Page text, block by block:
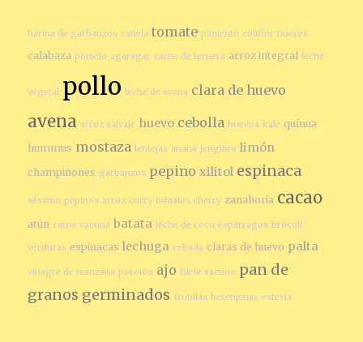
harina de garbanzos canela tomate pimiento coliflor nueces
calabaza pomelo agaragar carne de ternera arroz integral leche
vegetal pollo leche de avena clara de huevo
avena arroz salvaje huevo cebolla huevos kale quínua
hummus mostaza lentejas ananá jengibre limón
champiñones garbanzos pepino xilitol espinaca
sésamo pepinos arroz curry tomates cherry zanahoria cacao
atún carne vacuna batata leche de coco espárragos brócoli
verduras espinacas lechuga cebada claras de huevo palta
vinagre de manzana porotos ajo filete vacuno pan de
granos germinados frutillas berenjenas estevia